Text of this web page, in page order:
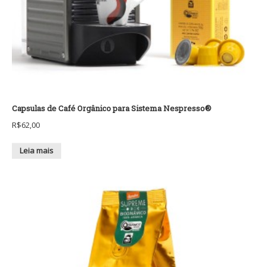
Capsulas de Café Orgânico para Sistema Nespresso®
R$62,00
Leia mais